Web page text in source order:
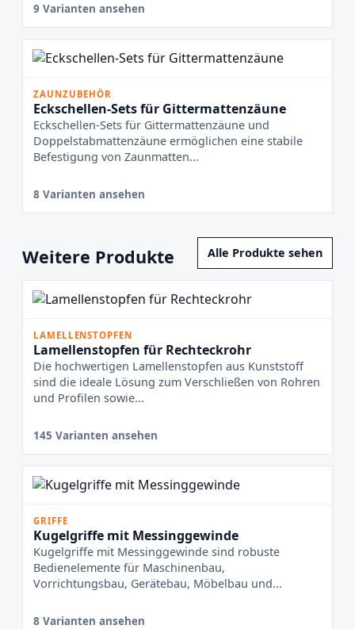
9 Varianten ansehen
ZAUNZUBEHÖR
Eckschellen-Sets für Gittermattenzäune
Eckschellen-Sets für Gittermattenzäune und
Doppelstabmattenzäune ermöglichen eine stabile
Befestigung von Zaunmatten...
8 Varianten ansehen
Weitere Produkte Alle Produkte sehen
LAMELLENSTOPFEN
Lamellenstopfen für Rechteckrohr
Die hochwertigen Lamellenstopfen aus Kunststoff
sind die ideale Lösung zum Verschließen von Rohren
und Profilen sowie...
145 Varianten ansehen
GRIFFE
Kugelgriffe mit Messinggewinde
Kugelgriffe mit Messinggewinde sind robuste
Bedienelemente für Maschinenbau,
Vorrichtungsbau, Gerätebau, Möbelbau und...
8 Varianten ansehen